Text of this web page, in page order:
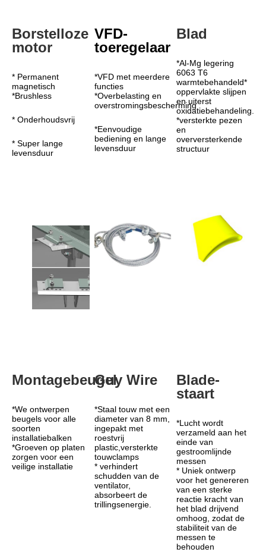
Borstelloze
motor
* Permanent
magnetisch
*Brushless
* Onderhoudsvrij
* Super lange
levensduur
VFD-
toeregelaar
*VFD met meerdere
functies
*Overbelasting en
overstromingsbescherming
*Eenvoudige
bediening en lange
levensduur
Blad
*Al-Mg legering
6063 T6
warmtebehandeld*
oppervlakte slijpen
en uiterst
oxidatiebehandeling.
*versterkte pezen
en
overversterkende
structuur
Montagebeugel
*We ontwerpen
beugels voor alle
soorten
installatiebalken
*Groeven op platen
zorgen voor een
veilige installatie
Guy Wire
*Staal touw met een
diameter van 8 mm,
ingepakt met
roestvrij
plastic,versterkte
touwclamps
* verhindert
schudden van de
ventilator,
absorbeert de
trillingsenergie.
Blade-
staart
*Lucht wordt
verzameld aan het
einde van
gestroomlijnde
messen
* Uniek ontwerp
voor het genereren
van een sterke
reactie kracht van
het blad drijvend
omhoog, zodat de
stabiliteit van de
messen te
behouden